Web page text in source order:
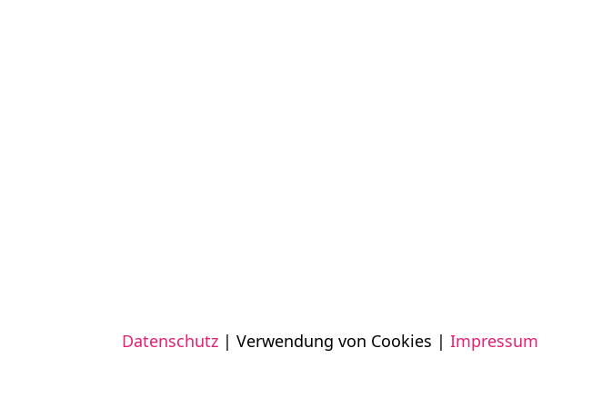
Datenschutz | Verwendung von Cookies |Impressum